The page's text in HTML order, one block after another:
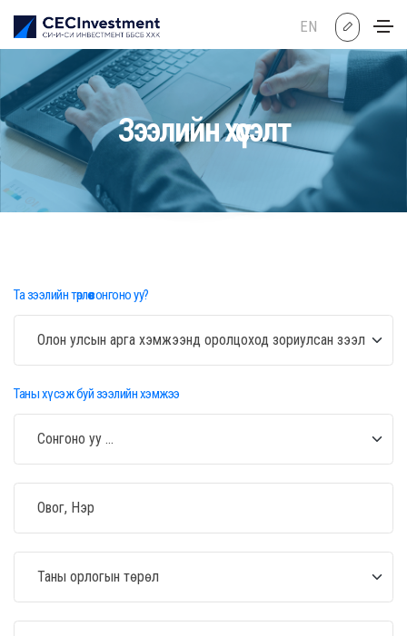
EN
Зээлийн хүсэлт
Та зээлийн төрлөө сонгоно уу?
Таны хүсэж буй зээлийн хэмжээ